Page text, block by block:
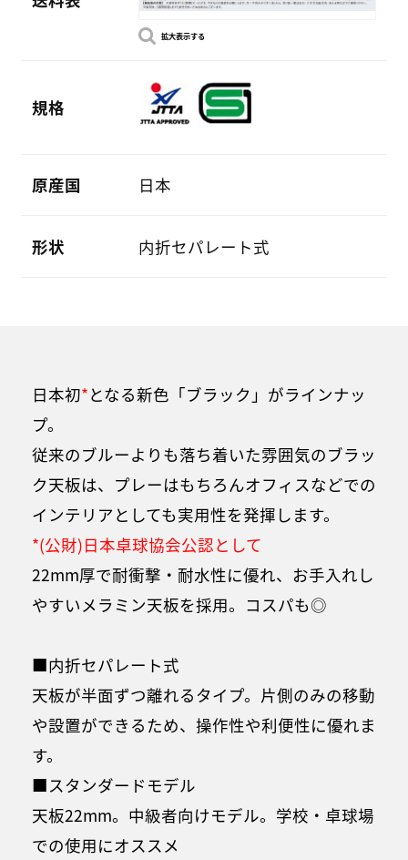
拡大表示する
規格
原産国 日本
形状 内折セパレート式
日本初*となる新色「ブラック」がラインナッ
プ。
従来のブルーよりも落ち着いた雰囲気のブラッ
ク天板は、プレーはもちろんオフィスなどでの
インテリアとしても実用性を発揮します。
*(公財)日本卓球協会公認として
22mm厚で耐衝撃・耐水性に優れ、お手入れし
やすいメラミン天板を採用。コスパも◎
■内折セパレート式
天板が半面ずつ離れるタイプ。片側のみの移動
や設置ができるため、操作性や利便性に優れま
す。
■スタンダードモデル
天板22mm。中級者向けモデル。学校・卓球場
での使用にオススメ